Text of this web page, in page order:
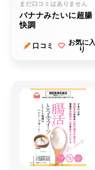
まだ口コミはありません
バナナみたいに超腸
快調
口コミ
お気に入
り